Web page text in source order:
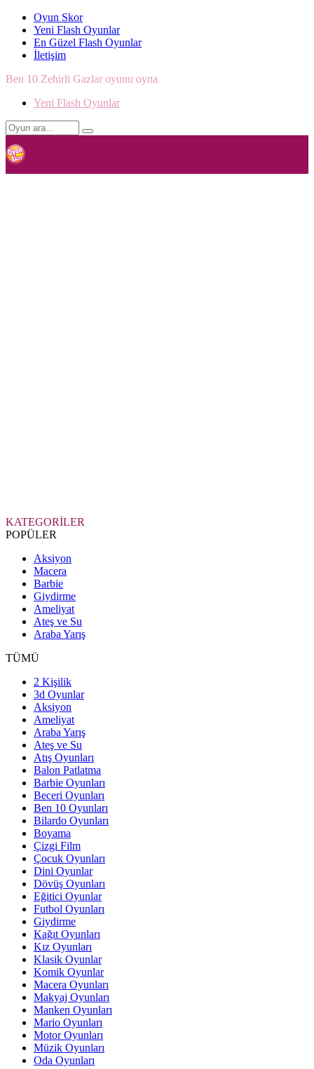
Oyun Skor
Yeni Flash Oyunlar
En Güzel Flash Oyunlar
İletişim
Ben 10 Zehirli Gazlar oyunu oyna
Yeni Flash Oyunlar
KATEGORİLER
POPÜLER
Aksiyon
Macera
Barbie
Giydirme
Ameliyat
Ateş ve Su
Araba Yarış
TÜMÜ
2 Kişilik
3d Oyunlar
Aksiyon
Ameliyat
Araba Yarış
Ateş ve Su
Atış Oyunları
Balon Patlatma
Barbie Oyunları
Beceri Oyunları
Ben 10 Oyunları
Bilardo Oyunları
Boyama
Çizgi Film
Çocuk Oyunları
Dini Oyunlar
Dövüş Oyunları
Eğitici Oyunlar
Futbol Oyunları
Giydirme
Kağıt Oyunları
Kız Oyunları
Klasik Oyunlar
Komik Oyunlar
Macera Oyunları
Makyaj Oyunları
Manken Oyunları
Mario Oyunları
Motor Oyunları
Müzik Oyunları
Oda Oyunları